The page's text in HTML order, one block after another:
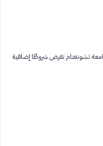
تشونغنام تفرض شروطًا إضافية